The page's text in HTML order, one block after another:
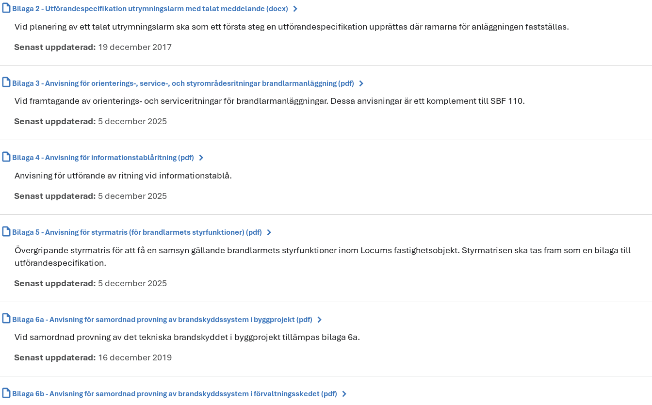
draft Bilaga 2 - Utförandespecifikation utrymningslarm med talat meddelande (docx) chevron_right
Vid planering av ett talat utrymningslarm ska som ett första steg en utförandespecifikation upprättas där ramarna för anläggningen fastställas.
Senast uppdaterad: 19 december 2017
draft Bilaga 3 - Anvisning för orienterings-, service-, och styrområdesritningar brandlarmanläggning (pdf) chevron_right
Vid framtagande av orienterings- och serviceritningar för brandlarmanläggningar. Dessa anvisningar är ett komplement till SBF 110.
Senast uppdaterad: 5 december 2025
draft Bilaga 4 - Anvisning för informationstablåritning (pdf) chevron_right
Anvisning för utförande av ritning vid informationstablå.
Senast uppdaterad: 5 december 2025
draft Bilaga 5 - Anvisning för styrmatris (för brandlarmets styrfunktioner) (pdf) chevron_right
Övergripande styrmatris för att få en samsyn gällande brandlarmets styrfunktioner inom Locums fastighetsobjekt. Styrmatrisen ska tas fram som en bilaga till
utförandespecifikation.
Senast uppdaterad: 5 december 2025
draft Bilaga 6a - Anvisning för samordnad provning av brandskyddssystem i byggprojekt (pdf) chevron_right
Vid samordnad provning av det tekniska brandskyddet i byggprojekt tillämpas bilaga 6a.
Senast uppdaterad: 16 december 2019
draft Bilaga 6b - Anvisning för samordnad provning av brandskyddssystem i förvaltningsskedet (pdf) chevron_right